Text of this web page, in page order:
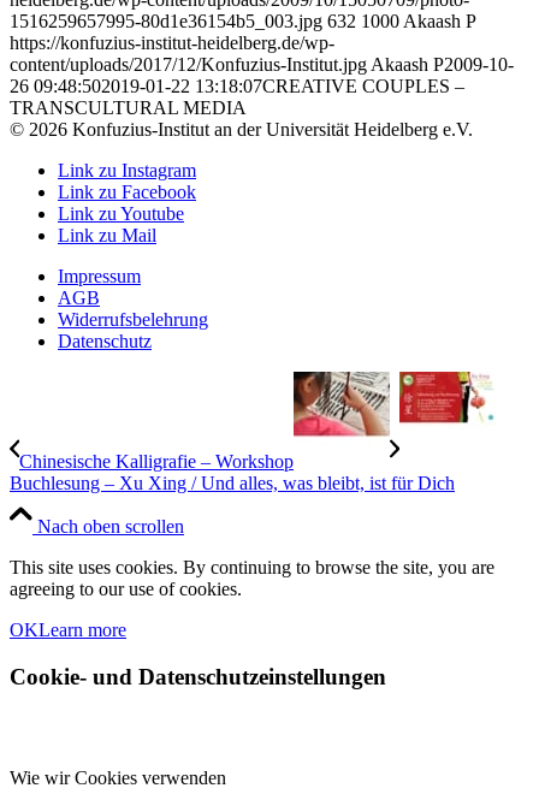
1516259657995-80d1e36154b5_003.jpg 632 1000 Akaash P
https://konfuzius-institut-heidelberg.de/wp-
content/uploads/2017/12/Konfuzius-Institut.jpg Akaash P2009-10-
26 09:48:502019-01-22 13:18:07CREATIVE COUPLES –
TRANSCULTURAL MEDIA
© 2026 Konfuzius-Institut an der Universität Heidelberg e.V.
Link zu Instagram
Link zu Facebook
Link zu Youtube
Link zu Mail
Impressum
AGB
Widerrufsbelehrung
Datenschutz
Chinesische Kalligrafie – Workshop
Buchlesung – Xu Xing / Und alles, was bleibt, ist für Dich
Nach oben scrollen
This site uses cookies. By continuing to browse the site, you are
agreeing to our use of cookies.
OKLearn more
Cookie- und Datenschutzeinstellungen
Wie wir Cookies verwenden